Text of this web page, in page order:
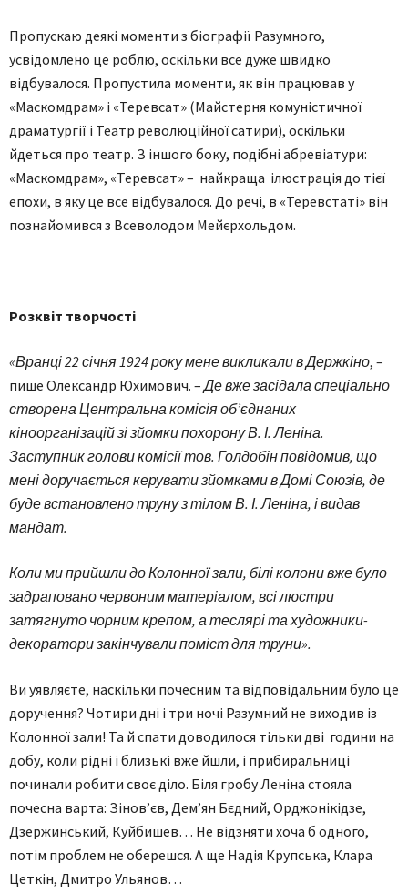
Пропускаю деякі моменти з біографії Разумного,
усвідомлено це роблю, оскільки все дуже швидко
відбувалося. Пропустила моменти, як він працював у
«Маскомдрам» і «Теревсат» (Майстерня комуністичної
драматургії і Театр революційної сатири), оскільки
йдеться про театр. З іншого боку, подібні абревіатури:
«Маскомдрам», «Теревсат» – найкраща ілюстрація до тієї
епохи, в яку це все відбувалося. До речі, в «Теревстаті» він
познайомився з Всеволодом Мейєрхольдом.
Розквіт творчості
«Вранці 22 січня 1924 року мене викликали в Держкіно, –
пише Олександр Юхимович. –Де вже засідала спеціально
створена Центральна комісія об’єднаних
кіноорганізацій зі зйомки похорону В. І. Леніна.
Заступник голови комісії тов. Голдобін повідомив, що
мені доручається керувати зйомками в Домі Союзів, де
буде встановлено ​​труну з тілом В. І. Леніна, і видав
мандат.
Коли ми прийшли до Колонної зали, білі колони вже було
задраповано червоним матеріалом, всі люстри
затягнуто чорним крепом, а теслярі та художники-
декоратори закінчували поміст для труни».
Ви уявляєте, наскільки почесним та відповідальним було це
доручення? Чотири дні і три ночі Разумний не виходив із
Колонної зали! Та й спати доводилося тільки дві години на
добу, коли рідні і близькі вже йшли, і прибиральниці
починали робити своє діло. Біля гробу Леніна стояла
почесна варта: Зінов’єв, Дем’ян Бєдний, Орджонікідзе,
Дзержинський, Куйбишев… Не відзняти хоча б одного,
потім проблем не оберешся. А ще Надія Крупська, Клара
Цеткін, Дмитро Ульянов…